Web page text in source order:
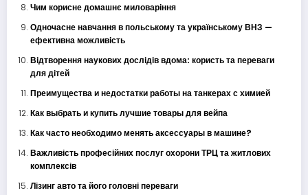
Чим корисне домашнє миловаріння
Одночасне навчання в польському та українському ВНЗ —
ефективна можливість
Відтворення наукових дослідів вдома: користь та переваги
для дітей
Преимущества и недостатки работы на танкерах с химией
Как выбрать и купить лучшие товары для вейпа
Как часто необходимо менять аксессуары в машине?
Важливість професійних послуг охорони ТРЦ та житлових
комплексів
Лізинг авто та його головні переваги